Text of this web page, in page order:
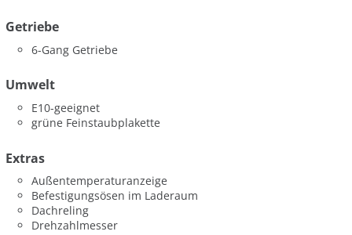
Getriebe
6-Gang Getriebe
Umwelt
E10-geeignet
grüne Feinstaubplakette
Extras
Außentemperaturanzeige
Befestigungsösen im Laderaum
Dachreling
Drehzahlmesser